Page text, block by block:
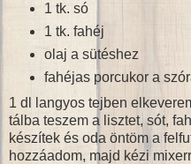
1 tk. só
1 tk. fahéj
olaj a sütéshez
fahéjas porcukor a
1 dl langyos tejben
tálba teszem a lisztet, sót,
készítek és oda öntöm a
hozzáadom, majd kézi